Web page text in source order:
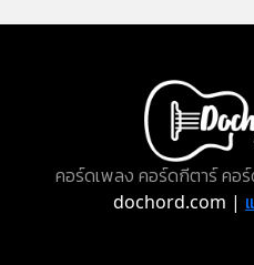
คอร์ดเพลง คอร์ดกีตาร์ คอ
dochord.com |